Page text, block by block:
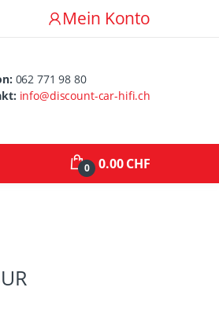
Mein Konto
062 771 98 80
info@discount-car-hifi.ch
0 0.00 CHF